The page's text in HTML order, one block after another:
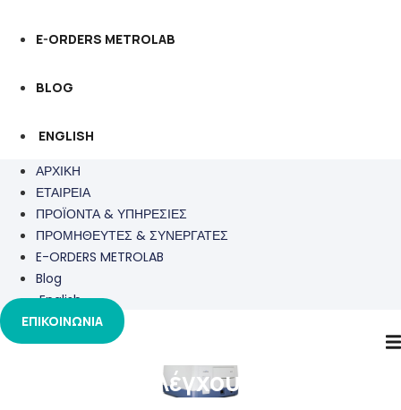
E-ORDERS METROLAB
BLOG
ENGLISH
ΑΡΧΙΚΗ
ΕΤΑΙΡΕΙΑ
ΠΡΟΪΟΝΤΑ & ΥΠΗΡΕΣΙΕΣ
ΠΡΟΜΗΘΕΥΤΕΣ & ΣΥΝΕΡΓΑΤΕΣ
E-ORDERS METROLAB
Blog
English
ΕΠΙΚΟΙΝΩΝΙΑ
Συστήματα ελέγχου ενδοτοξινών